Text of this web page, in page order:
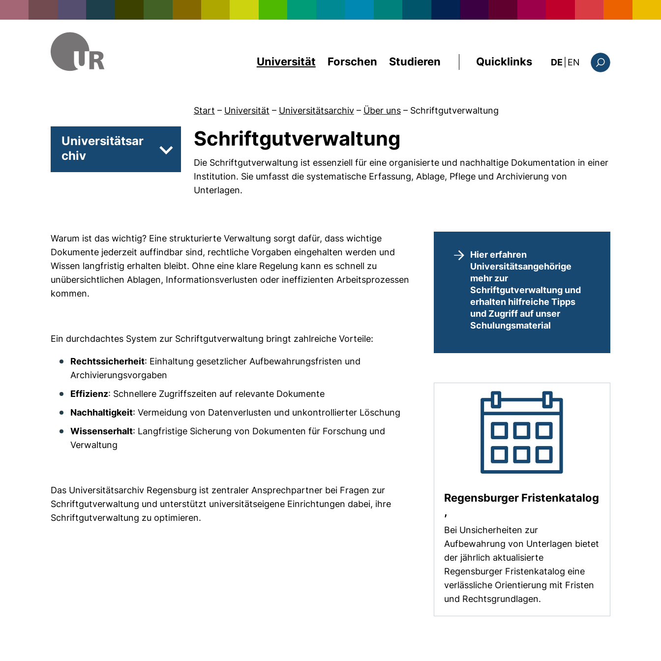
Universität Forschen Studieren Quicklinks DE EN : the current page
Start – Universität – Universitätsarchiv – Über uns – Schriftgutverwaltung
Universitätsar
chiv
Unterseiten von Forschungslesesaal
Schriftgutverwaltung
Die Schriftgutverwaltung ist essenziell für eine organisierte und nachhaltige Dokumentation in einer
Institution. Sie umfasst die systematische Erfassung, Ablage, Pflege und Archivierung von
Unterlagen.
Warum ist das wichtig? Eine strukturierte Verwaltung sorgt dafür, dass wichtige
Dokumente jederzeit auffindbar sind, rechtliche Vorgaben eingehalten werden und
Wissen langfristig erhalten bleibt. Ohne eine klare Regelung kann es schnell zu
unübersichtlichen Ablagen, Informationsverlusten oder ineffizienten Arbeitsprozessen
kommen.
Ein durchdachtes System zur Schriftgutverwaltung bringt zahlreiche Vorteile:
Rechtssicherheit: Einhaltung gesetzlicher Aufbewahrungsfristen und
Archivierungsvorgaben
Effizienz: Schnellere Zugriffszeiten auf relevante Dokumente
Nachhaltigkeit: Vermeidung von Datenverlusten und unkontrollierter Löschung
Wissenserhalt: Langfristige Sicherung von Dokumenten für Forschung und
Verwaltung
Das Universitätsarchiv Regensburg ist zentraler Ansprechpartner bei Fragen zur
Schriftgutverwaltung und unterstützt universitätseigene Einrichtungen dabei, ihre
Schriftgutverwaltung zu optimieren.
Hier erfahren
Universitätsangehörige
mehr zur
Schriftgutverwaltung und
erhalten hilfreiche Tipps
und Zugriff auf unser
Schulungsmaterial
Regensburger Fristenkatalog
,
Bei Unsicherheiten zur
Aufbewahrung von Unterlagen bietet
der jährlich aktualisierte
Regensburger Fristenkatalog eine
verlässliche Orientierung mit Fristen
und Rechtsgrundlagen.